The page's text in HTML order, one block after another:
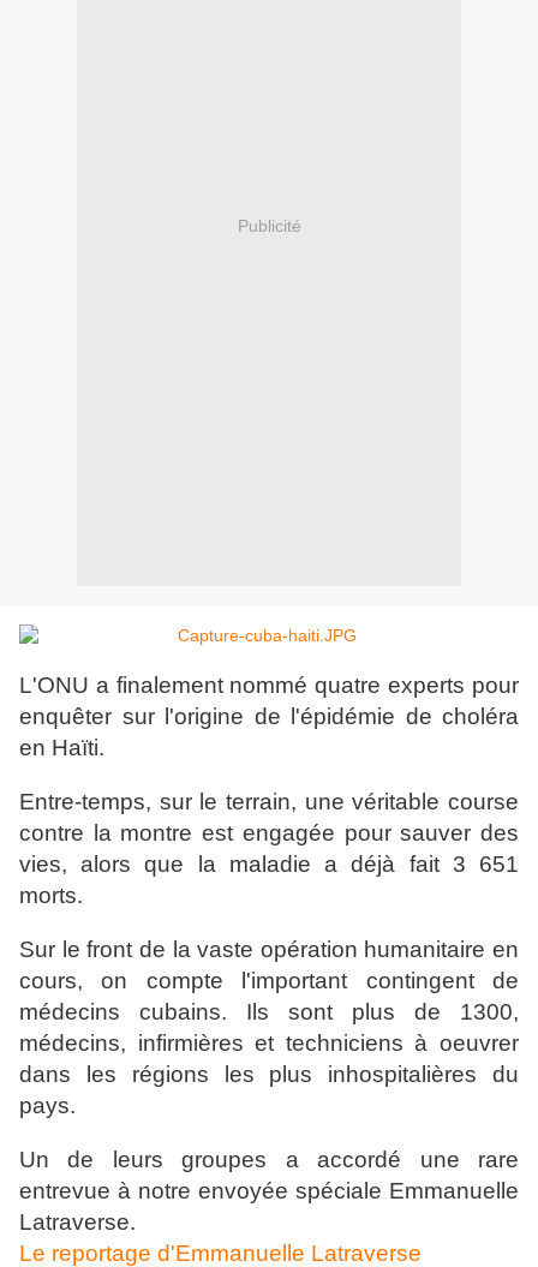
Publicité
L'ONU a finalement nommé quatre experts pour
enquêter sur l'origine de l'épidémie de choléra
en Haïti.
Entre-temps, sur le terrain, une véritable course
contre la montre est engagée pour sauver des
vies, alors que la maladie a déjà fait 3 651
morts.
Sur le front de la vaste opération humanitaire en
cours, on compte l'important contingent de
médecins cubains. Ils sont plus de 1300,
médecins, infirmières et techniciens à oeuvrer
dans les régions les plus inhospitalières du
pays.
Un de leurs groupes a accordé une rare
entrevue à notre envoyée spéciale Emmanuelle
Latraverse.
Le reportage d'Emmanuelle Latraverse